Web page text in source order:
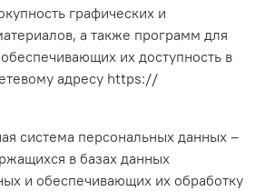
графических и
а также программ для
их доступность в
адресу https://
система персональных данных –
в базах данных
и обеспечивающих их обработку